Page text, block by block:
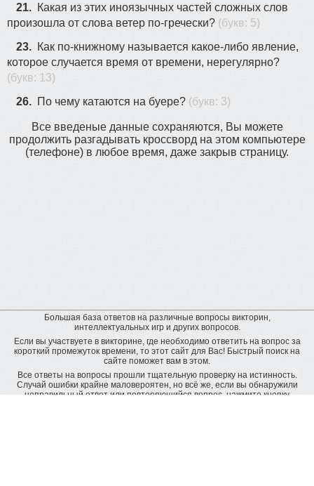
21. Какая из этих иноязычных частей сложных слов
произошла от слова ветер по-гречески? (букв: 5)
23. Как по-книжному называется какое-либо явление,
которое случается время от времени, нерегулярно?
(букв: 13)
26. По чему катаются на буере? (букв: 3)
Все введеные данные сохраняются, Вы можете
продолжить разгадывать кроссворд на этом компьютере
(телефоне) в любое время, даже закрыв страницу.
Большая база ответов на различные вопросы викторин,
интеллектуальных игр и других вопросов.
Если вы участвуете в викторине, где необходимо ответить на вопрос за
короткий промежуток времени, то этот сайт для Вас! Быстрый поиск на
сайте поможет вам в этом.
Все ответы на вопросы прошли тщательную проверку на истинность.
Случай ошибки крайне маловероятен, но всё же, если вы обнаружили
неправильный ответ или повторяющийся вопрос, нажмите кнопку